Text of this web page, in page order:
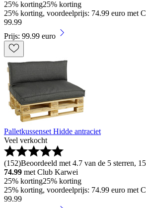
25% korting25% korting
25% korting, voordeelprijs: 74.99 euro met
99.99
Prijs: 99.99 euro
Palletkussenset Hidde antraciet
Veel verkocht
(152)Beoordeeld met 4.7 van de 5 sterren,
74.99 met Club Karwei
25% korting25% korting
25% korting, voordeelprijs: 74.99 euro met
99.99